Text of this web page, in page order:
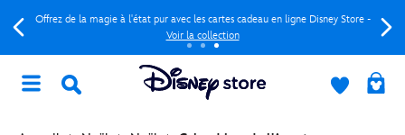
Offrez de la magie à l'état pur avec les cartes cadeau en ligne Disney Store -
Voir la collection